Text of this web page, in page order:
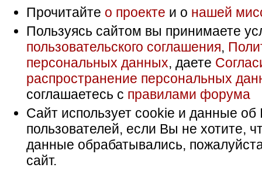
Прочитайте о проекте и о нашей
Пользуясь сайтом вы принимаете
пользовательского соглашения,
персональных данных, даете
распространение персональных
соглашаетесь с правилами форума
Сайт использует cookie и данные об
пользователей, если Вы не хотите,
данные обрабатывались,
сайт.